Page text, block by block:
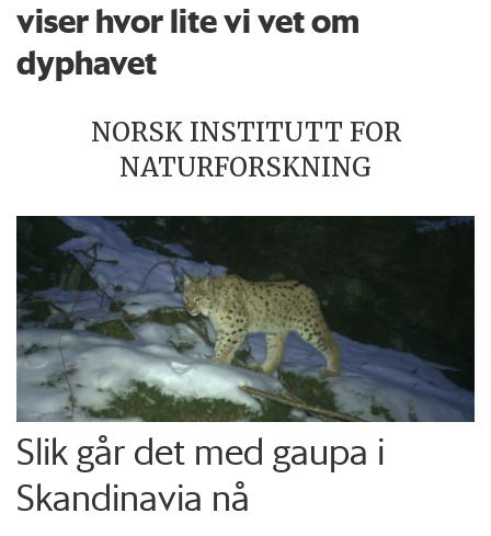
viser hvor lite vi vet om
dyphavet
NORSK INSTITUTT FOR
NATURFORSKNING
Slik går det med gaupa i
Skandinavia nå